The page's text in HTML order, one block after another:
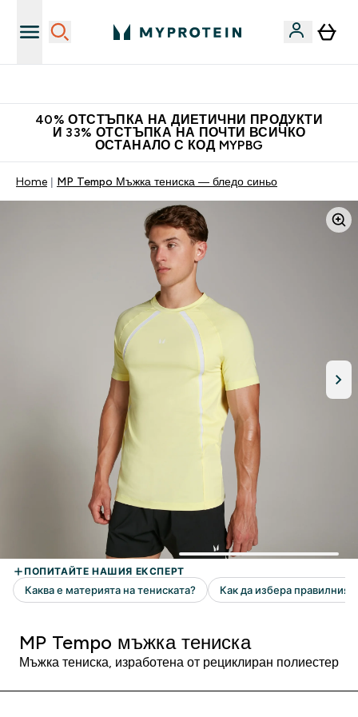
40% ОТСТЪПКА НА ДИЕТИЧНИ ПРОДУКТИ
И 33% ОТСТЪПКА НА ПОЧТИ ВСИЧКО
ОСТАНАЛО С КОД MYPBG
Home MP Tempo Мъжка тениска — бледо синьо
MP Tempo мъжка тениска
Мъжка тениска, изработена от рециклиран полиестер